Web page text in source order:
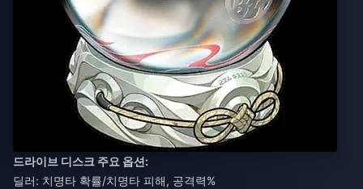
드라이브 디스크 주요 옵션:
딜러: 치명타 확률/치명타 피해, 공격력%